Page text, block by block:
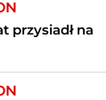
przysiadł na